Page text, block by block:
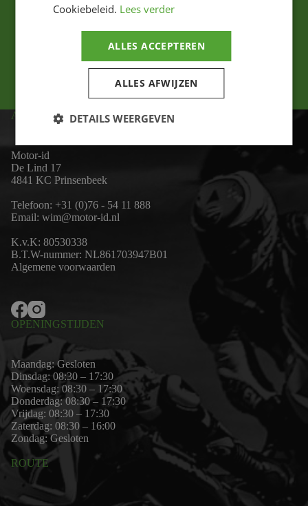
Ik ga akkoord met het privacybeleid.
ADRES
Motor-id
De Lind 17
4841 KC Prinsenbeek
Telefoon: +31 (0)76 - 54 11 888
Email: wim@motor-id.nl
K.v.K: 80530338
B.T.W-nummer: NL861703947B01
Algemene voorwaarden
OPENINGSTIJDEN
Maandag: Gesloten
Dinsdag: 08:30 – 17:30
Woensdag: 08:30 – 17:30
Donderdag: 08:30 – 17:30
Vrijdag: 08:30 – 17:30
Zaterdag: 08:30 – 16:00
Zondag: Gesloten
ROUTE
Cookiebeleid. Lees verder
ALLES ACCEPTEREN
ALLES AFWIJZEN
DETAILS WEERGEVEN